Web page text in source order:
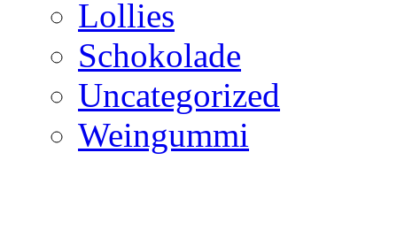
Lollies
Schokolade
Uncategorized
Weingummi